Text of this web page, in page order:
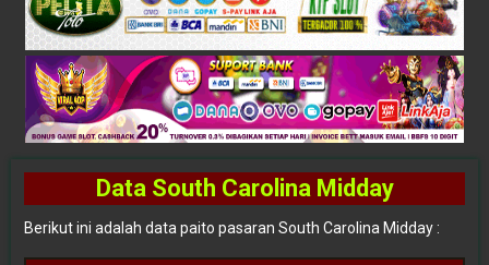
Data South Carolina Midday
Berikut ini adalah data paito pasaran South Carolina Midday :